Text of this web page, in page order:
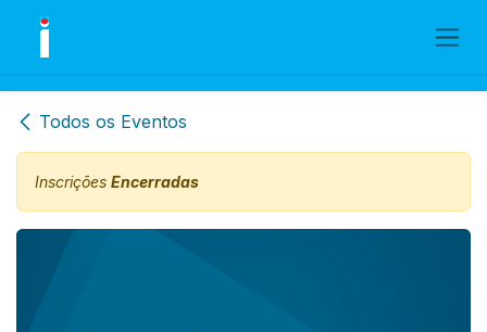
Skip to Content
Todos os Eventos
Inscrições Encerradas